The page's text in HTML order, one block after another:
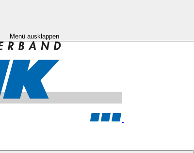
Menü ausklappen